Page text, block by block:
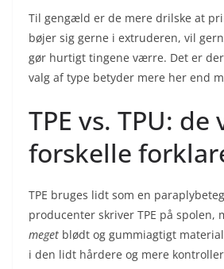
Til gengæld er de mere drilske at
bøjer sig gerne i extruderen, vil
gør hurtigt tingene værre. Det er
valg af type betyder mere her end
TPE vs. TPU:
forskelle
TPE bruges lidt som en
producenter skriver TPE på spolen,
meget blødt og gummiagtigt
i den lidt hårdere og mere